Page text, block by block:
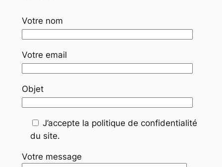
Votre nom
Votre email
Objet
J’accepte la politique de confidentialité
du site.
Votre message